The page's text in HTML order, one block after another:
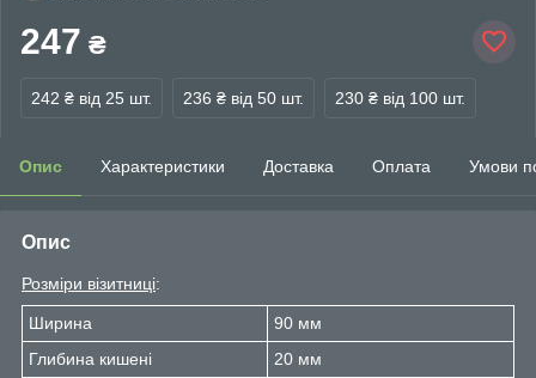
247 ₴
242 ₴ від 25 шт. 236 ₴ від 50 шт. 230 ₴ від 100 шт.
Опис Характеристики Доставка Оплата Умови
Опис
Розміри візитниці:
Ширина
90 мм
Глибина кишені
20 мм